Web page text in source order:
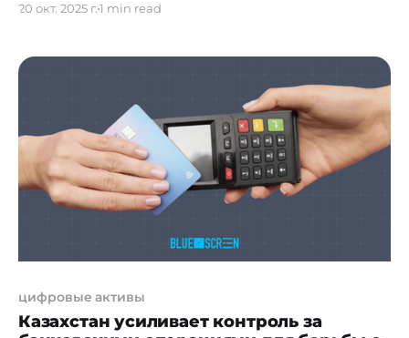
банкинга, который сделает финансовые
сервисы более понятными, удобными и
прозрачными. Жюри, в состав которого вошли
представители Zaman Bank и основатель
и CEO HalalGuide Айрат Касимов,
20 окт. 2025 г.1 min read
цифровые активы
Казахстан усиливает контроль за